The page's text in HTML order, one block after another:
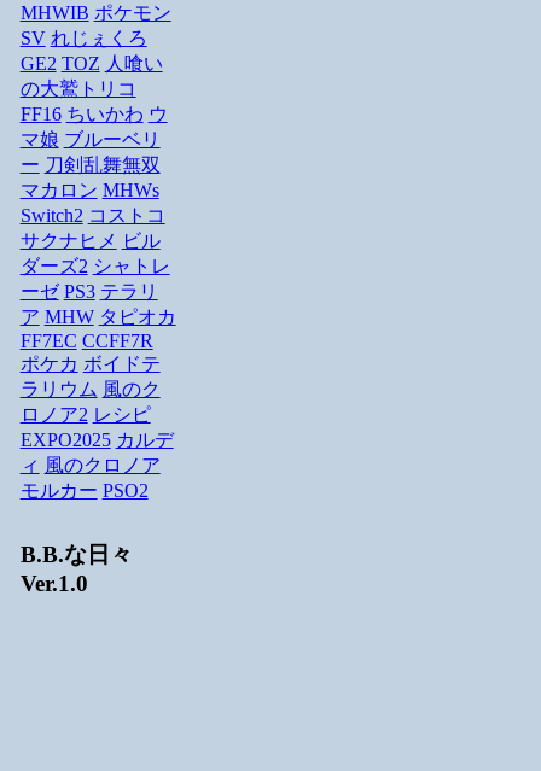
MHWIB ポケモン
SV れじぇくろ
GE2 TOZ 人喰い
の大鷲トリコ
FF16 ちいかわ ウ
マ娘 ブルーベリ
ー 刀剣乱舞無双
マカロン MHWs
Switch2 コストコ
サクナヒメ ビル
ダーズ2 シャトレ
ーゼ PS3 テラリ
ア MHW タピオカ
FF7EC CCFF7R
ポケカ ボイドテ
ラリウム 風のク
ロノア2 レシピ
EXPO2025 カルデ
ィ 風のクロノア
モルカー PSO2
B.B.な日々
Ver.1.0